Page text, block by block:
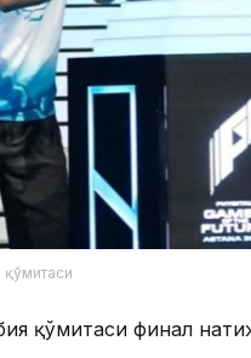
қўмитаси финал